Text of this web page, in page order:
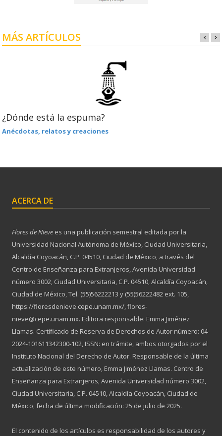
MÁS ARTÍCULOS
¿Dónde está la espuma?
Anécdotas, relatos y creaciones
ACERCA DE
Flores de Nieve es una publicación semestral editada por la
Universidad Nacional Autónoma de México, Ciudad Universitaria,
Alcaldía Coyoacán, C.P. 04510, Ciudad de México, a través del
Centro de Enseñanza para Extranjeros, Avenida Universidad
número 3002, Ciudad Universitaria, C.P. 04510, Alcaldía Coyoacán,
Ciudad de México, Tel. (55)56222213 y (55)56222482 ext. 105,
https://floresdenieve.cepe.unam.mx/, flores-
nieve@cepe.unam.mx. Editora responsable: Emma Jiménez
Llamas. Certificado de Reserva de Derechos de Autor número: 04-
2024-101611342300-102, ISSN: en trámite, ambos otorgados por el
Instituto Nacional del Derecho de Autor. Responsable de la última
actualización de este número, Emma Jiménez Llamas. Centro de
Enseñanza para Extranjeros, Avenida Universidad número 3002,
Ciudad Universitaria, C.P. 04510, Alcaldía Coyoacán, Ciudad de
México, fecha de última modificación: 25 de julio de 2025.
El contenido de los artículos es responsabilidad de los autores y